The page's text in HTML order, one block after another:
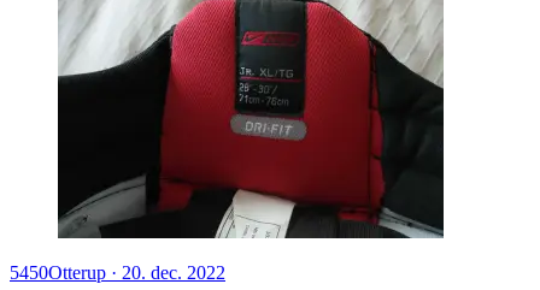
5450Otterup · 20. dec. 2022